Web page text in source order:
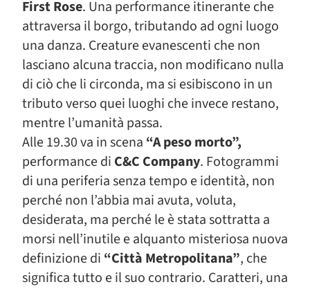
First Rose. Una performance itinerante che
attraversa il borgo, tributando ad ogni luogo
una danza. Creature evanescenti che non
lasciano alcuna traccia, non modificano nulla
di ciò che li circonda, ma si esibiscono in un
tributo verso quei luoghi che invece restano,
mentre l’umanità passa.
Alle 19.30 va in scena “A peso morto”,
performance di C&C Company. Fotogrammi
di una periferia senza tempo e identità, non
perché non l’abbia mai avuta, voluta,
desiderata, ma perché le è stata sottratta a
morsi nell’inutile e alquanto misteriosa nuova
definizione di “Città Metropolitana”, che
significa tutto e il suo contrario. Caratteri, una